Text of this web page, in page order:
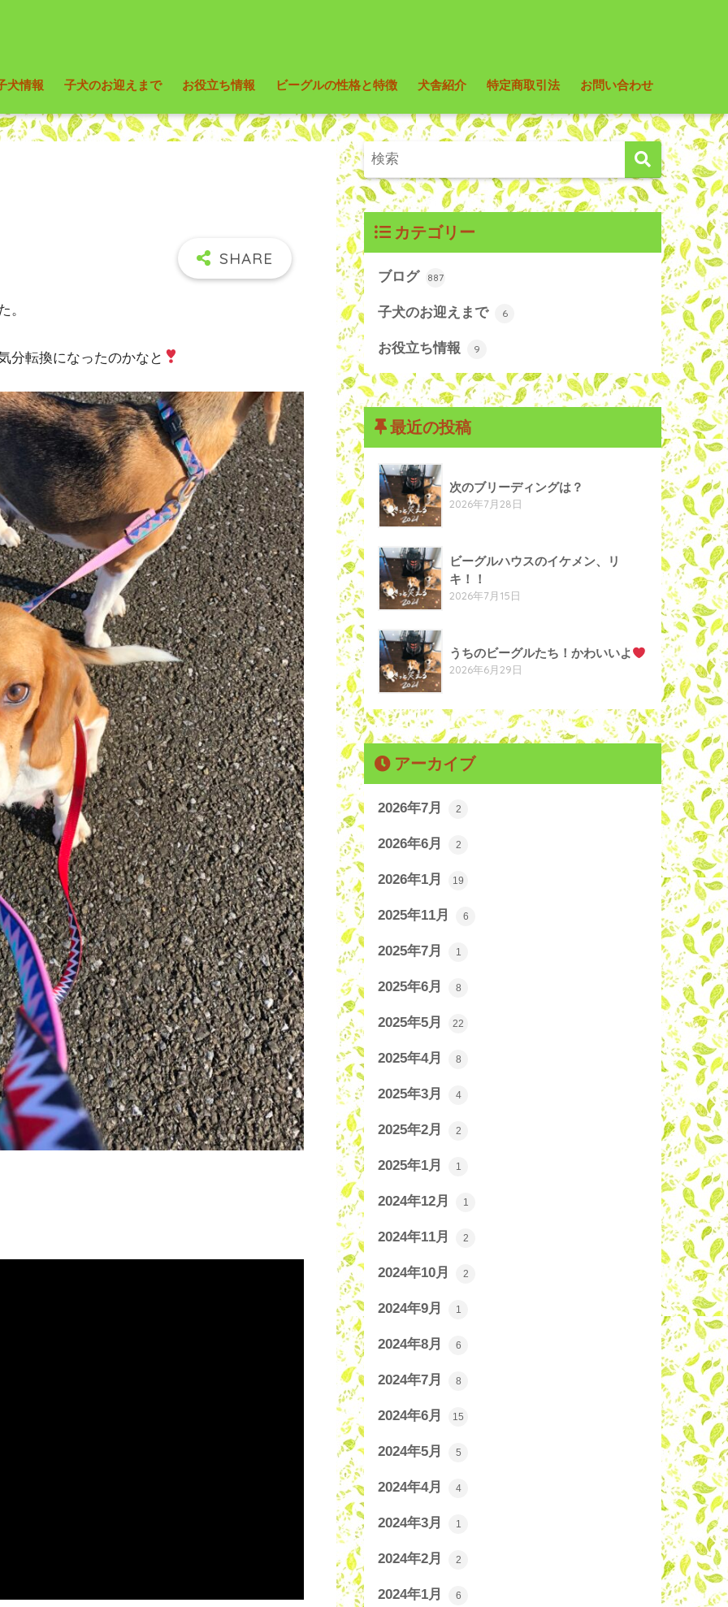
犬情報 子犬のお迎えまで お役立ち情報 ビーグルの性格と特徴 犬舎紹介 特定商取引法 お問い合わせ
。
分転換になったのかなと
カテゴリー
ブログ 887
子犬のお迎えまで 6
お役立ち情報 9
最近の投稿
次のブリーディングは？
2026年7月28日
ビーグルハウスのイケメン、リ
キ！！
2026年7月15日
うちのビーグルたち！かわいいよ
2026年6月29日
アーカイブ
2026年7月 2
2026年6月 2
2026年1月 19
2025年11月 6
2025年7月 1
2025年6月 8
2025年5月 22
2025年4月 8
2025年3月 4
2025年2月 2
2025年1月 1
2024年12月 1
2024年11月 2
2024年10月 2
2024年9月 1
2024年8月 6
2024年7月 8
2024年6月 15
2024年5月 5
2024年4月 4
2024年3月 1
2024年2月 2
2024年1月 6